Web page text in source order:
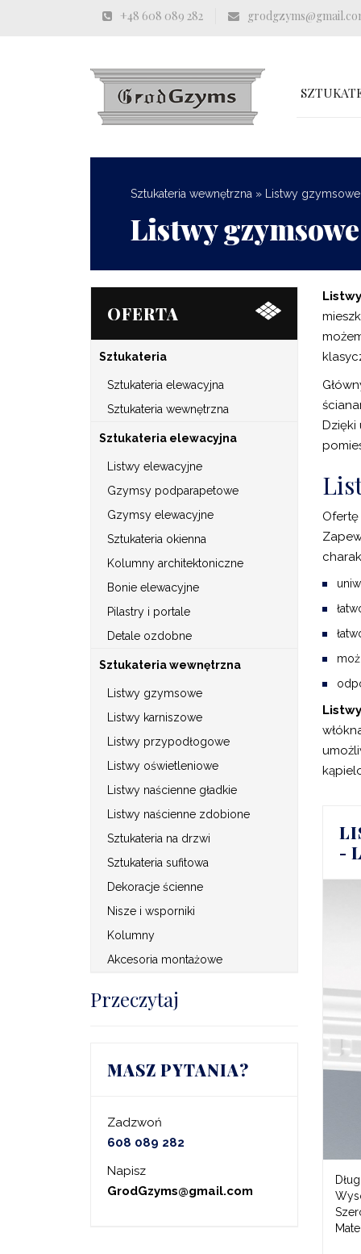
+48 608 089 282
Sztukateria wewnętrzna » Listwy gzymsowe
Listwy
OFERTA
Sztukateria
Sztukateria elewacyjna
Sztukateria wewnętrzna
Sztukateria elewacyjna
Listwy elewacyjne
Gzymsy podparapetowe
Gzymsy elewacyjne
Sztukateria okienna
Kolumny architektoniczne
Bonie elewacyjne
Pilastry i portale
Detale ozdobne
Sztukateria wewnętrzna
Listwy gzymsowe
Listwy karniszowe
Listwy przypodłogowe
Listwy oświetleniowe
Listwy naścienne gładkie
Listwy naścienne zdobione
Sztukateria na drzwi
Sztukateria sufitowa
Dekoracje ścienne
Nisze i wsporniki
Kolumny
Akcesoria montażowe
Przeczytaj
MASZ PYTANIA?
Zadzwoń
608 089 282
Napisz
GrodGzyms@gmail.com
Dzięki
-